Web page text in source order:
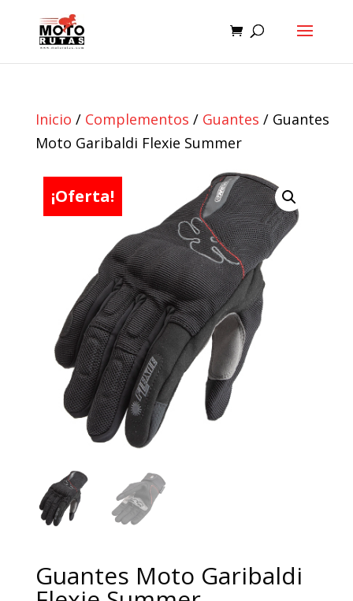
Inicio / Complementos / Guantes / Guantes
Moto Garibaldi Flexie Summer
¡Oferta!
Guantes Moto Garibaldi